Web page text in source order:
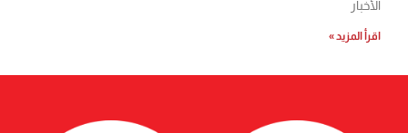
الأخبار
اقرأ المزيد »